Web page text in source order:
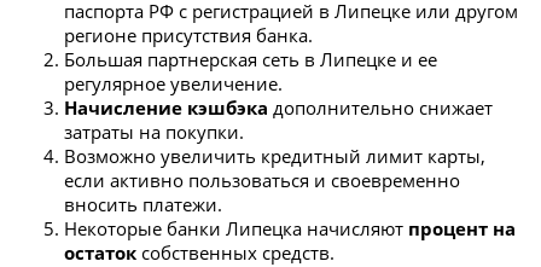
паспорта РФ с регистрацией в Липецке или другом
регионе присутствия банка.
Большая партнерская сеть в Липецке и ее
регулярное увеличение.
Начисление кэшбэка дополнительно снижает
затраты на покупки.
Возможно увеличить кредитный лимит карты,
если активно пользоваться и своевременно
вносить платежи.
Некоторые банки Липецка начисляют процент на
остаток собственных средств.